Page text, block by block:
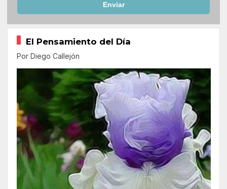
Enviar
El Pensamiento del Día
Por Diego Callejón